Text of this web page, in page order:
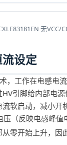
无
设定
，工作在电感电
引脚给内部电
软启动，减小开
压（反映电感峰
零开始上升，